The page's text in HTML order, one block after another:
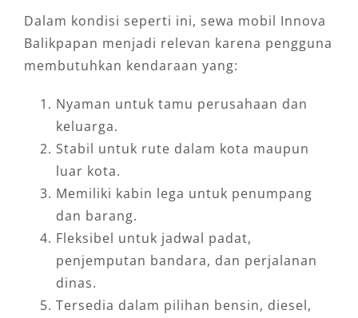
Dalam kondisi seperti ini, sewa mobil Innova
Balikpapan menjadi relevan karena pengguna
membutuhkan kendaraan yang:
Nyaman untuk tamu perusahaan dan
keluarga.
Stabil untuk rute dalam kota maupun
luar kota.
Memiliki kabin lega untuk penumpang
dan barang.
Fleksibel untuk jadwal padat,
penjemputan bandara, dan perjalanan
dinas.
Tersedia dalam pilihan bensin, diesel,